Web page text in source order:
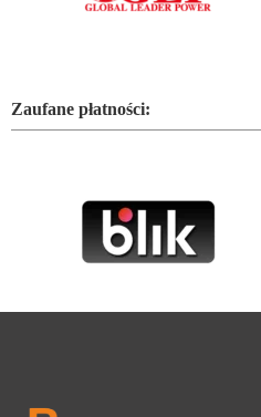
Zaufane płatności: